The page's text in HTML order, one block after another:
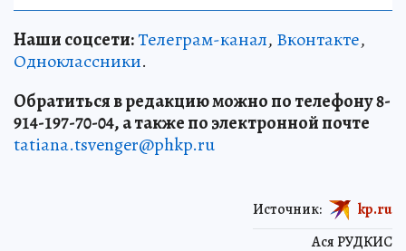
Наши соцсети:Телеграм-канал, Вконтакте,
Одноклассники.
Обратиться в редакцию можно по телефону 8-
914-197-70-04, а также по электронной почте
tatiana.tsvenger@phkp.ru
Ася РУДКИС
Источник: kp.ru